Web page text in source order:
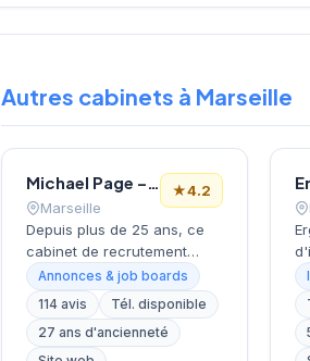
Autres cabinets à Marseille
Michael Page – Cabinet de Recrutement Marseille
Marseille
★4.2
Depuis plus de 25 ans, ce
cabinet de recrutement
accompagne les entreprises
marseillaises dans leurs
recherches de profils
spécialisés. Basé boulevard
Annonces & job boards
114 avis
Tél. disponible
27 ans d'ancienneté